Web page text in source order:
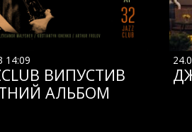
14:09
ВИПУСТИВ
АЛЬБОМ